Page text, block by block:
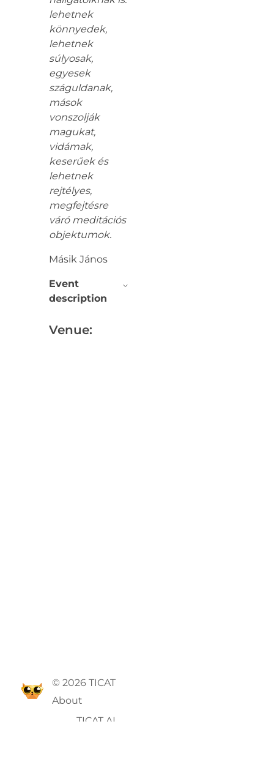
lehetnek
könnyedek,
lehetnek
súlyosak,
egyesek
száguldanak,
mások
vonszolják
magukat,
vidámak,
keserűek és
lehetnek
rejtélyes,
megfejtésre
váró meditációs
objektumok.
Másik János
Event
description
Venue:
© 2026 TICAT
About
TICAT AI